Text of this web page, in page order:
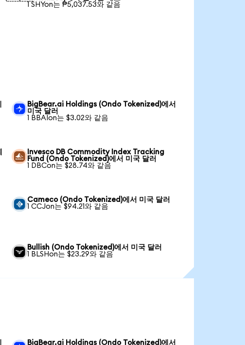
1 SHYon는 ₱5,037.53와 같음
BigBear.ai Holdings (Ondo Tokenized)에서
미국 달러
1 BBAIon는 $3.02와 같음
Invesco DB Commodity Index Tracking
Fund (Ondo Tokenized)에서 미국 달러
1 DBCon는 $28.74와 같음
Cameco (Ondo Tokenized)에서 미국 달러
1 CCJon는 $94.21와 같음
Bullish (Ondo Tokenized)에서 미국 달러
1 BLSHon는 $23.29와 같음
BigBear.ai Holdings (Ondo Tokenized)에서